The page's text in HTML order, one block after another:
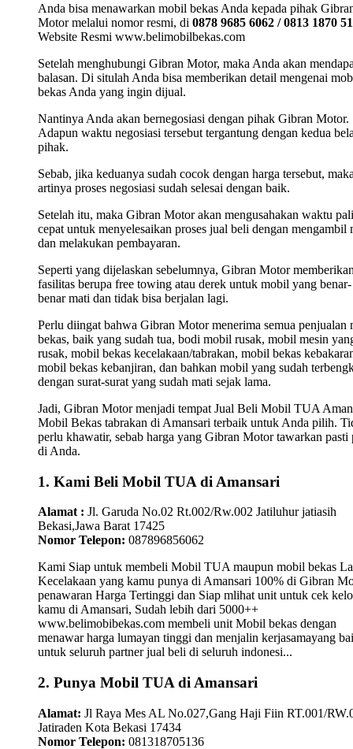
Anda bisa menawarkan mobil bekas Anda kepada pihak
Motor melalui nomor resmi, di 0878 9685 6062 / 0813 1870
Website Resmi www.belimobilbekas.com
Setelah menghubungi Gibran Motor, maka Anda akan
balasan. Di situlah Anda bisa memberikan detail mengenai
bekas Anda yang ingin dijual.
Nantinya Anda akan bernegosiasi dengan pihak Gibran Motor.
Adapun waktu negosiasi tersebut tergantung dengan kedua
pihak.
Sebab, jika keduanya sudah cocok dengan harga tersebut,
artinya proses negosiasi sudah selesai dengan baik.
Setelah itu, maka Gibran Motor akan mengusahakan waktu
cepat untuk menyelesaikan proses jual beli dengan mengambil
dan melakukan pembayaran.
Seperti yang dijelaskan sebelumnya, Gibran Motor
fasilitas berupa free towing atau derek untuk mobil yang benar-
benar mati dan tidak bisa berjalan lagi.
Perlu diingat bahwa Gibran Motor menerima semua penjualan
bekas, baik yang sudah tua, bodi mobil rusak, mobil mesin
rusak, mobil bekas kecelakaan/tabrakan, mobil bekas
mobil bekas kebanjiran, dan bahkan mobil yang sudah
dengan surat-surat yang sudah mati sejak lama.
Jadi, Gibran Motor menjadi tempat Jual Beli Mobil TUA
Mobil Bekas tabrakan di Amansari terbaik untuk Anda pilih.
perlu khawatir, sebab harga yang Gibran Motor tawarkan pasti
di Anda.
1. Kami Beli Mobil TUA di Amansari
Alamat : Jl. Garuda No.02 Rt.002/Rw.002 Jatiluhur jatiasih
Bekasi,Jawa Barat 17425
Nomor Telepon: 087896856062
Kami Siap untuk membeli Mobil TUA maupun mobil bekas
Kecelakaan yang kamu punya di Amansari 100% di Gibran
penawaran Harga Tertinggi dan Siap mlihat unit untuk cek
kamu di Amansari, Sudah lebih dari 5000++
www.belimobibekas.com membeli unit Mobil bekas dengan
menawar harga lumayan tinggi dan menjalin kerjasamayang
untuk seluruh partner jual beli di seluruh indonesi...
2. Punya Mobil TUA di Amansari
Alamat: Jl Raya Mes AL No.027,Gang Haji Fiin RT.001/
Jatiraden Kota Bekasi 17434
Nomor Telepon: 081318705136